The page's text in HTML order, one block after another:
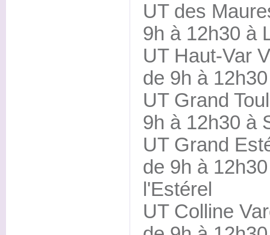
UT des
9h à 12h30 à
UT Haut-Var
de 9h à
UT Grand
9h à 12h30 à
UT Grand
de 9h à
l'Estérel
UT Colline